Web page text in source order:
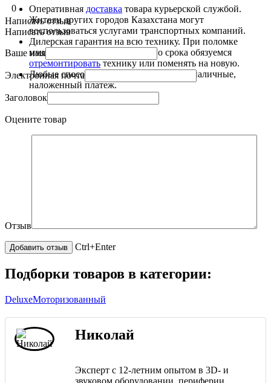
Оперативная доставка товара курьерской службой.
Жители других городов Казахстана могут
воспользоваться услугами транспортных компаний.
Дилерская гарантия на всю технику. При поломке
машины в рамках гарантийного срока обязуемся
отремонтироватьтехнику или поменять на новую.
Любые способы
: наличные, безналичные,
наложенный платеж.
0
Написать отзыв
Написать отзыв
Ваше имя
Электронная почта
Заголовок
Оцените товар
Отзыв
Ctrl+Enter
Подборки товаров в категории:
DeluxeМоторизованный
Николай
Эксперт с 12-летним опытом в 3D- и